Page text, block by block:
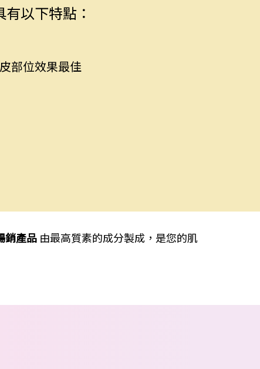
以下特點：
部位效果最佳
銷產品 由最高質素的成分製成，是您的肌